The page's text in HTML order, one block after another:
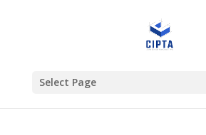
Select Page